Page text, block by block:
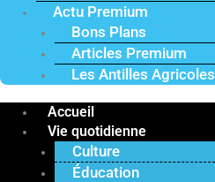
Actu Premium
Bons Plans
Articles Premium
Les Antilles Agricoles
Accueil
Vie quotidienne
Culture
Éducation